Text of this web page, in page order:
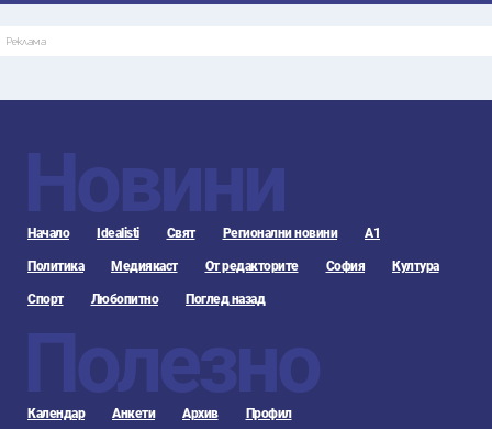
Реклама
Новини
Начало Idealisti Свят Регионални новини А1
Политика Медиякаст От редакторите София Култура
Спорт Любопитно Поглед назад
Полезно
Календар Анкети Архив Профил